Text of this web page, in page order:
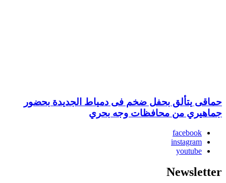
حماقى يتألق بحفل ضخم فى دمياط الجديدة بحضور
جماهيري من محافظات وجه بحري
facebook
instagram
youtube
Newsletter